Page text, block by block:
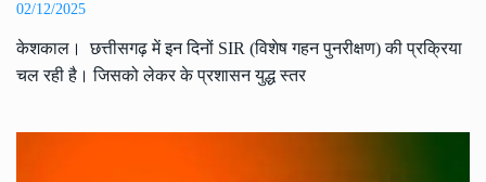
02/12/2025
केशकाल। छत्तीसगढ़ में इन दिनों SIR (विशेष गहन पुनरीक्षण) की प्रक्रिया
चल रही है। जिसको लेकर के प्रशासन युद्ध स्तर